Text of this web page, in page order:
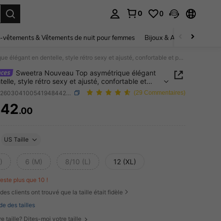
0 0
vêtements & Vêtements de nuit pour femmes Bijoux & Accessoires pour
Sweetra Nouveau Top asymétrique élégant en dentelle, style rétro sexy et ajusté, confortable et polyvalent pour les vacances, à la mode haute rue pour femmes au printemps/été
Sweetra Nouveau Top asymétrique élégant
style rétro sexy et ajusté, confortable et
pour les vacances, à la mode haute rue pour
au printemps/été
(29 Commentaires)
AND AVAILABILITY
.00
US Taille
6 (M) 8/10 (L) 12 (XL)
plus que 10 !
des clients ont trouvé que la taille était fidèle
des tailles
taille? Dites-moi votre taille